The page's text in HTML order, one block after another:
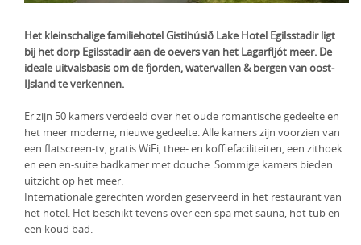
Zambia
Zimbabwe
Zuid-Afrika
Het kleinschalige familiehotel Gistihúsið Lake Hotel Egilsstadir ligt
bij het dorp Egilsstadir aan de oevers van het Lagarfljót meer. De
ideale uitvalsbasis om de fjorden, watervallen & bergen van oost-
IJsland te verkennen.
Er zijn 50 kamers verdeeld over het oude romantische gedeelte en
het meer moderne, nieuwe gedeelte. Alle kamers zijn voorzien van
een flatscreen-tv, gratis WiFi, thee- en koffiefaciliteiten, een zithoek
en een en-suite badkamer met douche. Sommige kamers bieden
uitzicht op het meer.
Internationale gerechten worden geserveerd in het restaurant van
het hotel. Het beschikt tevens over een spa met sauna, hot tub en
een koud bad.